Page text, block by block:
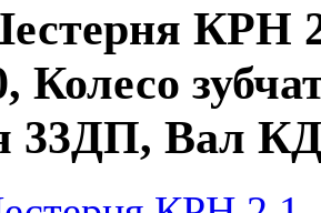
КРН
Колесо
33ДП, Вал